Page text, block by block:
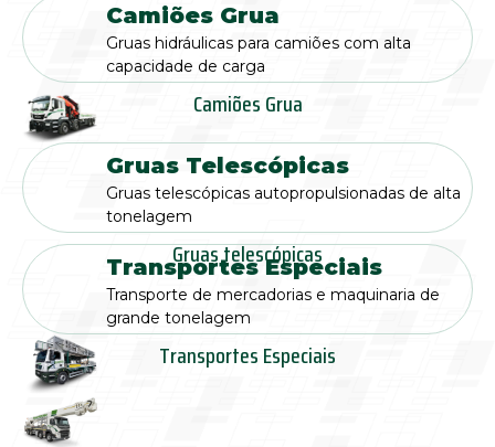
Camiões Grua
Gruas hidráulicas para camiões com alta
capacidade de carga
Camiões Grua
Gruas Telescópicas
Gruas telescópicas autopropulsionadas de alta
tonelagem
Gruas telescópicas
Transportes Especiais
Transporte de mercadorias e maquinaria de
grande tonelagem
Transportes Especiais